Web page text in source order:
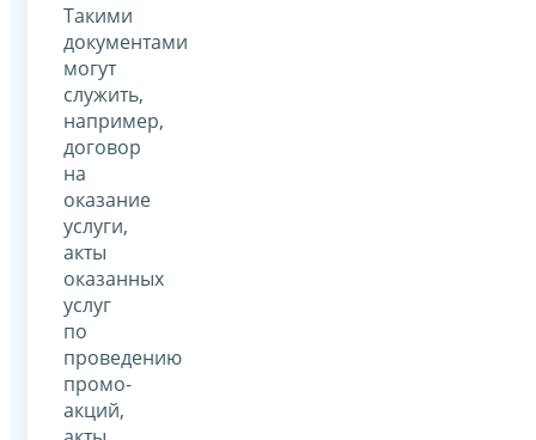
Такими
документами
могут
служить,
например,
договор
на
оказание
услуги,
акты
оказанных
услуг
по
проведению
промо-
акций,